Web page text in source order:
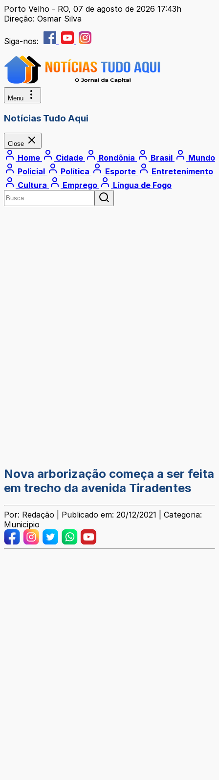
Porto Velho - RO, 07 de agosto de 2026 17:43h
Direção: Osmar Silva
Siga-nos:
Menu
Notícias Tudo Aqui
Close
Home Cidade Rondônia Brasil
Mundo
Policial
Política Esporte
Entretenimento
Cultura
Emprego Língua de Fogo
Nova arborização começa a ser feita
em trecho da avenida Tiradentes
Por: Redação | Publicado em: 20/12/2021 | Categoria:
Municipio